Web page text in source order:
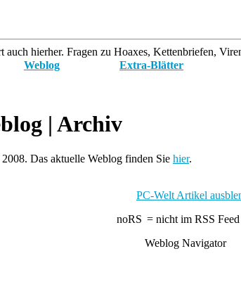
auch hierher. Fragen zu Hoaxes, Kettenbriefen,
Weblog Extra-Blätter
| Archiv
Das aktuelle Weblog finden Sie hier.
PC-Welt Artikel
= nicht im RSS Feed
Weblog Navigator